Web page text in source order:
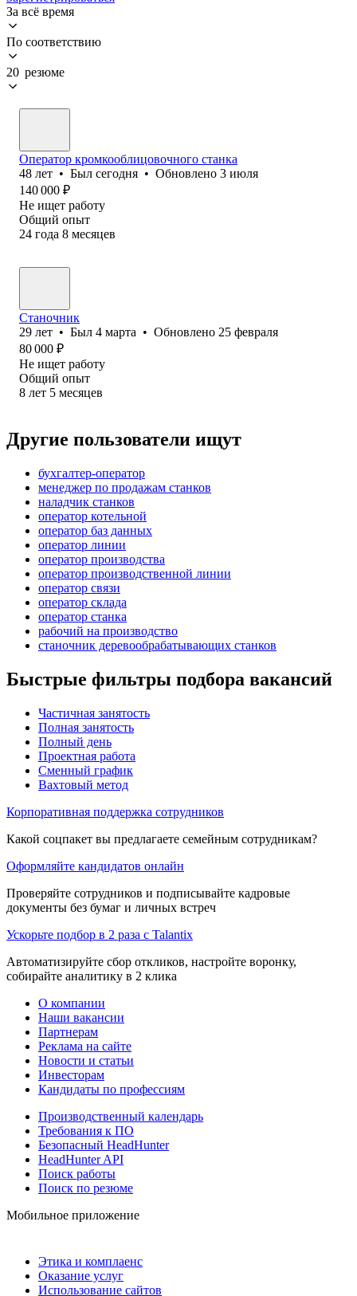
За всё время
По соответствию
20 резюме
Оператор кромкооблицовочного станка
48 лет • Был сегодня • Обновлено 3 июля
140 000 ₽
Не ищет работу
Общий опыт
24 года 8 месяцев
Станочник
29 лет • Был 4 марта • Обновлено 25 февраля
80 000 ₽
Не ищет работу
Общий опыт
8 лет 5 месяцев
Другие пользователи ищут
бухгалтер-оператор
менеджер по продажам станков
наладчик станков
оператор котельной
оператор баз данных
оператор линии
оператор производства
оператор производственной линии
оператор связи
оператор склада
оператор станка
рабочий на производство
станочник деревообрабатывающих станков
Быстрые фильтры подбора вакансий
Частичная занятость
Полная занятость
Полный день
Проектная работа
Сменный график
Вахтовый метод
Корпоративная поддержка сотрудников
Какой соцпакет вы предлагаете семейным сотрудникам?
Оформляйте кандидатов онлайн
Проверяйте сотрудников и подписывайте кадровые
документы без бумаг и личных встреч
Ускорьте подбор в 2 раза с Talantix
Автоматизируйте сбор откликов, настройте воронку,
собирайте аналитику в 2 клика
О компании
Наши вакансии
Партнерам
Реклама на сайте
Новости и статьи
Инвесторам
Кандидаты по профессиям
Производственный календарь
Требования к ПО
Безопасный HeadHunter
HeadHunter API
Поиск работы
Поиск по резюме
Мобильное приложение
Этика и комплаенс
Оказание услуг
Использование сайтов